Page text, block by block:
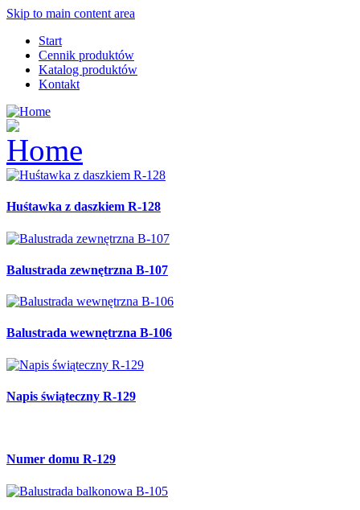
Skip to main content area
Start
Cennik produktów
Katalog produktów
Kontakt
Huśtawka z daszkiem R-128
Balustrada zewnętrzna B-107
Balustrada wewnętrzna B-106
Napis świąteczny R-129
Numer domu R-129